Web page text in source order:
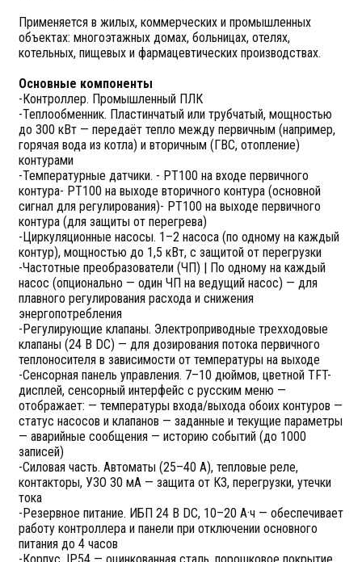
Применяется в жилых, коммерческих и промышленных
объектах: многоэтажных домах, больницах, отелях,
котельных, пищевых и фармацевтических производствах.
Основные компоненты
-Контроллер. Промышленный ПЛК
-Теплообменник. Пластинчатый или трубчатый, мощностью
до 300 кВт — передаёт тепло между первичным (например,
горячая вода из котла) и вторичным (ГВС, отопление)
контурами
-Температурные датчики. - PT100 на входе первичного
контура- PT100 на выходе вторичного контура (основной
сигнал для регулирования)- PT100 на выходе первичного
контура (для защиты от перегрева)
-Циркуляционные насосы. 1–2 насоса (по одному на каждый
контур), мощностью до 1,5 кВт, с защитой от перегрузки
-Частотные преобразователи (ЧП) | По одному на каждый
насос (опционально — один ЧП на ведущий насос) — для
плавного регулирования расхода и снижения
энергопотребления
-Регулирующие клапаны. Электроприводные трехходовые
клапаны (24 В DC) — для дозирования потока первичного
теплоносителя в зависимости от температуры на выходе
-Сенсорная панель управления. 7–10 дюймов, цветной TFT-
дисплей, сенсорный интерфейс с русским меню —
отображает: — температуры входа/выхода обоих контуров —
статус насосов и клапанов — заданные и текущие параметры
— аварийные сообщения — историю событий (до 1000
записей)
-Силовая часть. Автоматы (25–40 А), тепловые реле,
контакторы, УЗО 30 мА — защита от КЗ, перегрузки, утечки
тока
-Резервное питание. ИБП 24 В DC, 10–20 А·ч — обеспечивает
работу контроллера и панели при отключении основного
питания до 4 часов
-Корпус. IP54 — оцинкованная сталь, порошковое покрытие,